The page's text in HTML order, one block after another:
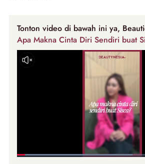
Tonton video di bawah ini ya,
Apa Makna Cinta Diri Sendiri buat